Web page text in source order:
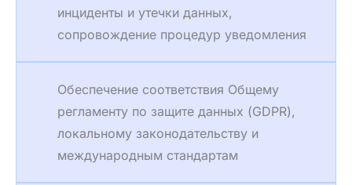
инциденты и утечки данных,
сопровождение процедур уведомления
Обеспечение соответствия Общему
регламенту по защите данных (GDPR),
локальному законодательству и
международным стандартам